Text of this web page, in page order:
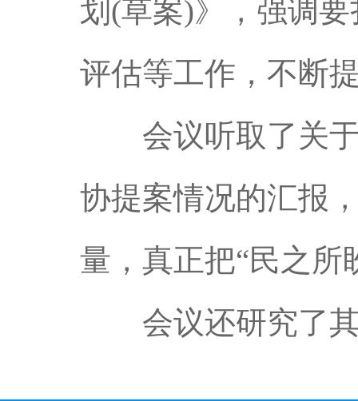
划(草案)》，强调
评估等工作，不断
会议听取了关于
协提案情况的汇报
量，真正把“民之所
会议还研究了其